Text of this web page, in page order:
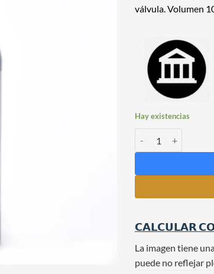
válvula. Volumen
Hay existencias
𝗖𝗔𝗟𝗖𝗨𝗟𝗔𝗥
La imagen tiene
puede no reflejar